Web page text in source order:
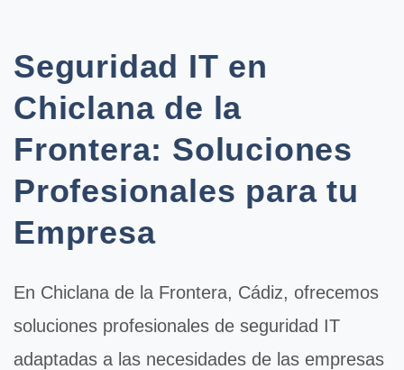
Seguridad IT en
Chiclana de la
Frontera: Soluciones
Profesionales para tu
Empresa
En Chiclana de la Frontera, Cádiz, ofrecemos
soluciones profesionales de seguridad IT
adaptadas a las necesidades de las empresas